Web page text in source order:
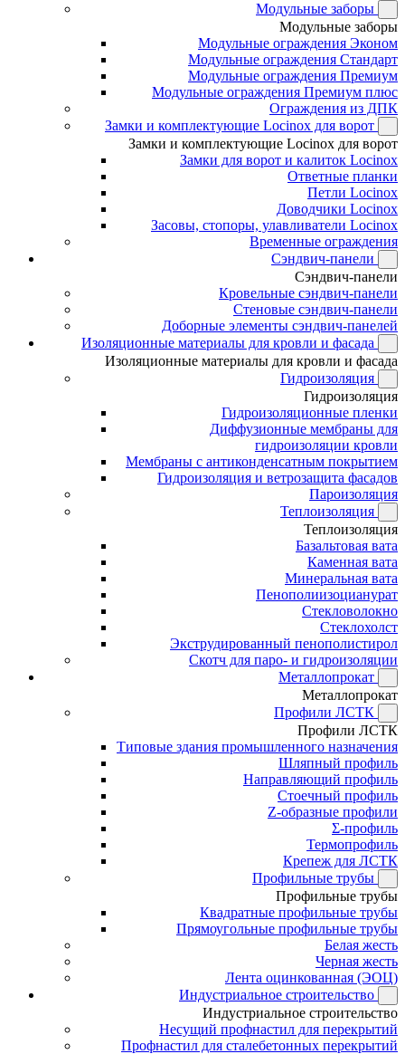
Модульные заборы
Модульные заборы
Модульные ограждения Эконом
Модульные ограждения Стандарт
Модульные ограждения Премиум
Модульные ограждения Премиум плюс
Ограждения из ДПК
Замки и комплектующие Locinox для ворот
Замки и комплектующие Locinox для ворот
Замки для ворот и калиток Locinox
Ответные планки
Петли Locinox
Доводчики Locinox
Засовы, стопоры, улавливатели Locinox
Временные ограждения
Сэндвич-панели
Сэндвич-панели
Кровельные сэндвич-панели
Стеновые сэндвич-панели
Доборные элементы сэндвич-панелей
Изоляционные материалы для кровли и фасада
Изоляционные материалы для кровли и фасада
Гидроизоляция
Гидроизоляция
Гидроизоляционные пленки
Диффузионные мембраны для
гидроизоляции кровли
Мембраны с антиконденсатным покрытием
Гидроизоляция и ветрозащита фасадов
Пароизоляция
Теплоизоляция
Теплоизоляция
Базальтовая вата
Каменная вата
Минеральная вата
Пенополиизоцианурат
Стекловолокно
Стеклохолст
Экструдированный пенополистирол
Скотч для паро- и гидроизоляции
Металлопрокат
Металлопрокат
Профили ЛСТК
Профили ЛСТК
Типовые здания промышленного назначения
Шляпный профиль
Направляющий профиль
Стоечный профиль
Z-образные профили
Σ-профиль
Термопрофиль
Крепеж для ЛСТК
Профильные трубы
Профильные трубы
Квадратные профильные трубы
Прямоугольные профильные трубы
Белая жесть
Черная жесть
Лента оцинкованная (ЭОЦ)
Индустриальное строительство
Индустриальное строительство
Несущий профнастил для перекрытий
Профнастил для сталебетонных перекрытий